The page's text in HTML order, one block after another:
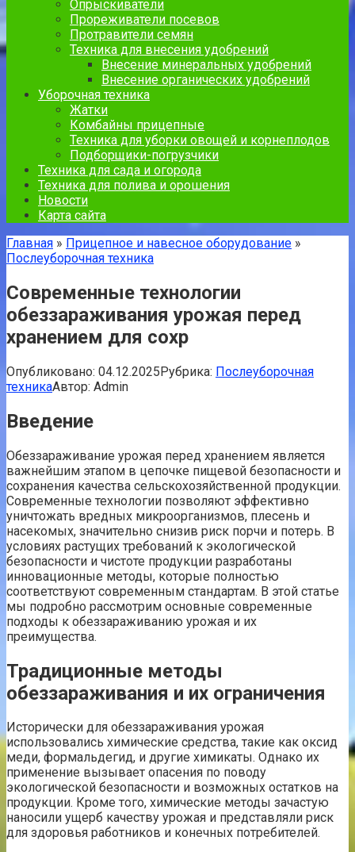
Опрыскиватели
Прореживатели посевов
Протравители семян
Техника для внесения удобрений
Внесение минеральных удобрений
Внесение органических удобрений
Уборочная техника
Жатки
Комбайны прицепные
Техника для уборки овощей и корнеплодов
Подборщики-погрузчики
Техника для сада и огорода
Техника для полива и орошения
Новости
Карта сайта
Главная » Прицепное и навесное оборудование »
Послеуборочная техника
Современные технологии
обеззараживания урожая перед
хранением для сохр
Опубликовано: 04.12.2025Рубрика: Послеуборочная
техникаАвтор: Admin
Введение
Обеззараживание урожая перед хранением является
важнейшим этапом в цепочке пищевой безопасности и
сохранения качества сельскохозяйственной продукции.
Современные технологии позволяют эффективно
уничтожать вредных микроорганизмов, плесень и
насекомых, значительно снизив риск порчи и потерь. В
условиях растущих требований к экологической
безопасности и чистоте продукции разработаны
инновационные методы, которые полностью
соответствуют современным стандартам. В этой статье
мы подробно рассмотрим основные современные
подходы к обеззараживанию урожая и их
преимущества.
Традиционные методы
обеззараживания и их ограничения
Исторически для обеззараживания урожая
использовались химические средства, такие как оксид
меди, формальдегид, и другие химикаты. Однако их
применение вызывает опасения по поводу
экологической безопасности и возможных остатков на
продукции. Кроме того, химические методы зачастую
наносили ущерб качеству урожая и представляли риск
для здоровья работников и конечных потребителей.